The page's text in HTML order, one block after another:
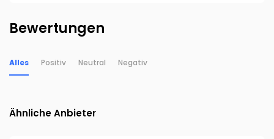
Bewertungen
Alles Positiv Neutral Negativ
Ähnliche Anbieter